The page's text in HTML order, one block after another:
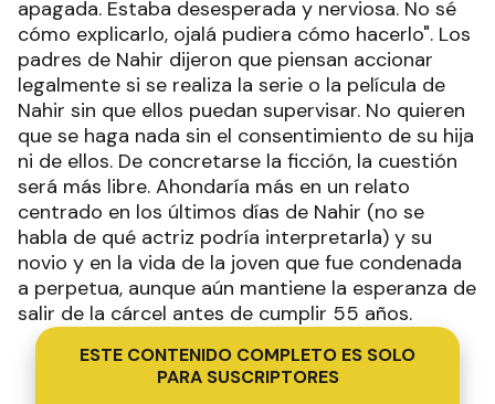
apagada. Estaba desesperada y nerviosa. No sé
cómo explicarlo, ojalá pudiera cómo hacerlo". Los
padres de Nahir dijeron que piensan accionar
legalmente si se realiza la serie o la película de
Nahir sin que ellos puedan supervisar. No quieren
que se haga nada sin el consentimiento de su hija
ni de ellos. De concretarse la ficción, la cuestión
será más libre. Ahondaría más en un relato
centrado en los últimos días de Nahir (no se
habla de qué actriz podría interpretarla) y su
novio y en la vida de la joven que fue condenada
a perpetua, aunque aún mantiene la esperanza de
salir de la cárcel antes de cumplir 55 años.
ESTE CONTENIDO COMPLETO ES SOLO
PARA SUSCRIPTORES